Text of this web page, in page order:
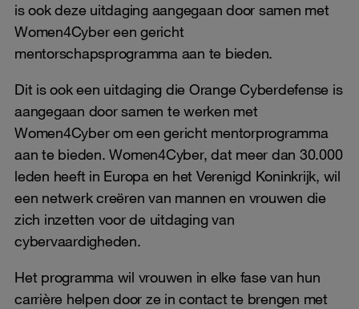
is ook deze uitdaging aangegaan door samen met
Women4Cyber een gericht
mentorschapsprogramma aan te bieden.
Dit is ook een uitdaging die Orange Cyberdefense is
aangegaan door samen te werken met
Women4Cyber om een gericht mentorprogramma
aan te bieden. Women4Cyber, dat meer dan 30.000
leden heeft in Europa en het Verenigd Koninkrijk, wil
een netwerk creëren van mannen en vrouwen die
zich inzetten voor de uitdaging van
cybervaardigheden.
Het programma wil vrouwen in elke fase van hun
carrière helpen door ze in contact te brengen met